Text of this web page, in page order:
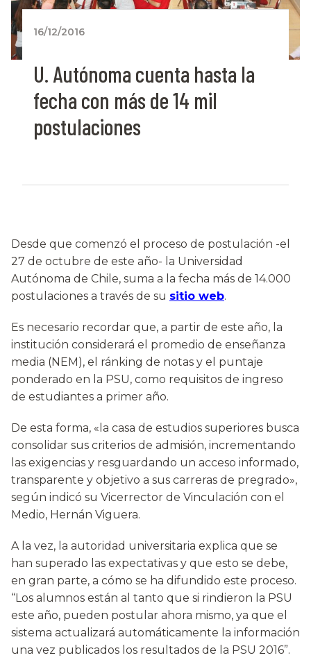
16/12/2016
U. Autónoma cuenta hasta la
fecha con más de 14 mil
postulaciones
Desde que comenzó el proceso de postulación -el
27 de octubre de este año- la Universidad
Autónoma de Chile, suma a la fecha más de 14.000
postulaciones a través de su sitio web.
Es necesario recordar que, a partir de este año, la
institución considerará el promedio de enseñanza
media (NEM), el ránking de notas y el puntaje
ponderado en la PSU, como requisitos de ingreso
de estudiantes a primer año.
De esta forma, «la casa de estudios superiores busca
consolidar sus criterios de admisión, incrementando
las exigencias y resguardando un acceso informado,
transparente y objetivo a sus carreras de pregrado»,
según indicó su Vicerrector de Vinculación con el
Medio, Hernán Viguera.
A la vez, la autoridad universitaria explica que se
han superado las expectativas y que esto se debe,
en gran parte, a cómo se ha difundido este proceso.
“Los alumnos están al tanto que si rindieron la PSU
este año, pueden postular ahora mismo, ya que el
sistema actualizará automáticamente la información
una vez publicados los resultados de la PSU 2016”.